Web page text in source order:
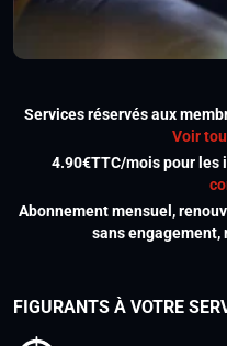
Services réservés aux
Voir
4.90€TTC/mois pour
Abonnement mensuel,
sans
FIGURANTS À VOTRE